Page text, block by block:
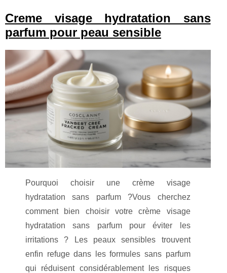
Creme visage hydratation sans
parfum pour peau sensible
Pourquoi choisir une crème visage
hydratation sans parfum ?Vous cherchez
comment bien choisir votre crème visage
hydratation sans parfum pour éviter les
irritations ? Les peaux sensibles trouvent
enfin refuge dans les formules sans parfum
qui réduisent considérablement les risques